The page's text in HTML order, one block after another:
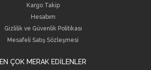
Kargo Takip
Hesabım
Gizlilik ve Güvenlik Politikası
Mesafeli Satış Sözleşmesi
EN ÇOK MERAK EDİLENLER